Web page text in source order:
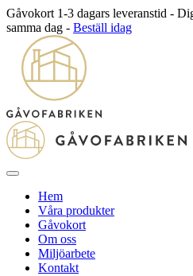
Gåvokort 1-3 dagars leveranstid -
samma dag - Beställ idag
Hem
Våra produkter
Gåvokort
Om oss
Miljöarbete
Kontakt